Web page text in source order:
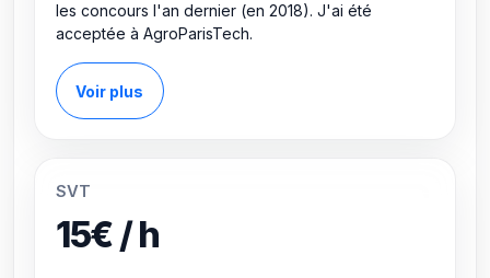
les concours l'an dernier (en 2018). J'ai été
acceptée à AgroParisTech.
Voir plus
SVT
15€ / h